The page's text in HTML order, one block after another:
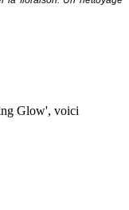
Glow', voici